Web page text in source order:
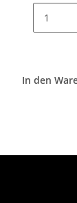
In den